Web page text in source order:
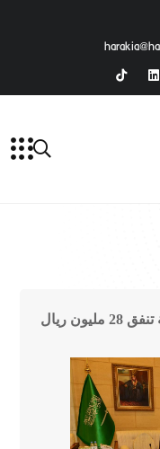
عبر برامج وخدمات متكاملة.. حركية تنفق 28 مليون ريال